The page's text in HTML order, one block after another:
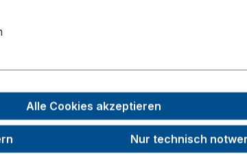
Alle Cookies akzeptieren
Nur technisch